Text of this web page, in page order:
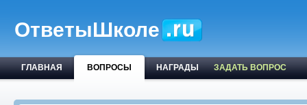
ОтветыШколе
ГЛАВНАЯ ВОПРОСЫ НАГРАДЫ ЗАДАТЬ ВОПРОС